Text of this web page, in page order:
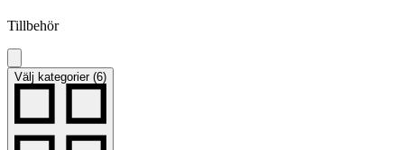
Tillbehör
Välj kategorier (6)